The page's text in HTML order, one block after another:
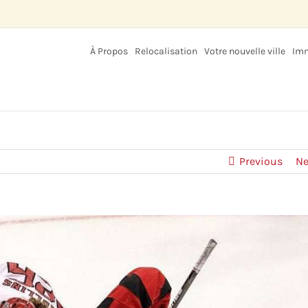
À Propos Relocalisation Votre nouvelle ville
Previous